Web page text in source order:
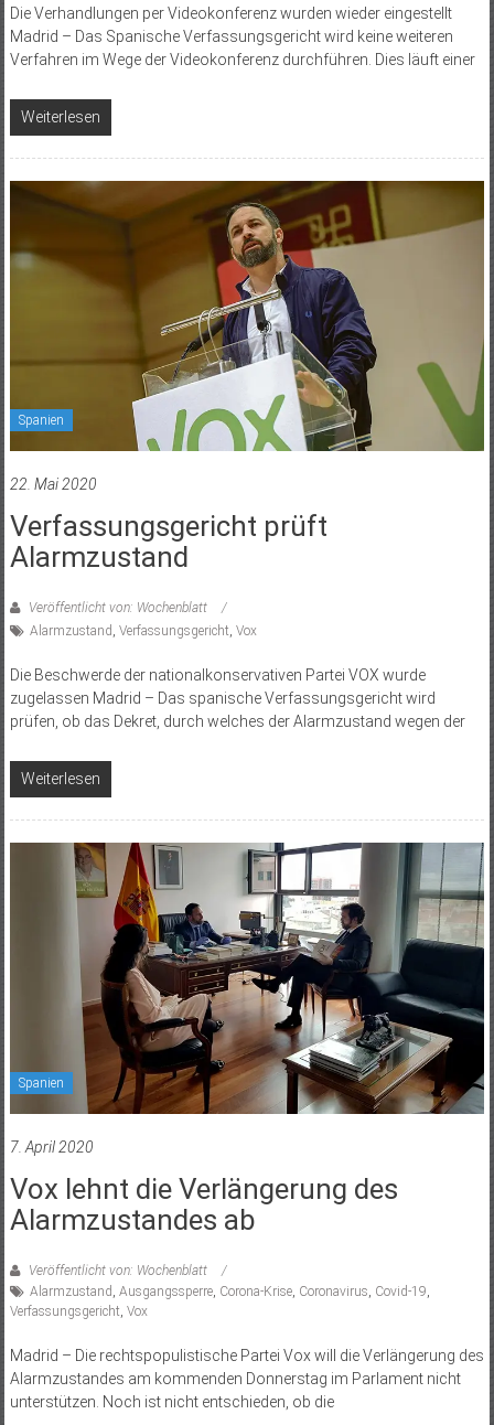
Die Verhandlungen per Videokonferenz wurden wieder eingestellt
Madrid – Das Spanische Verfassungsgericht wird keine weiteren
Verfahren im Wege der Videokonferenz durchführen. Dies läuft einer
Weiterlesen
Spanien
22. Mai 2020
Verfassungsgericht prüft
Alarmzustand
Veröffentlicht von: Wochenblatt
Alarmzustand , Verfassungsgericht, Vox
Die Beschwerde der nationalkonservativen Partei VOX wurde
zugelassen Madrid – Das spanische Verfassungsgericht wird
prüfen, ob das Dekret, durch welches der Alarmzustand wegen der
Weiterlesen
Spanien
7. April 2020
Vox lehnt die Verlängerung des
Alarmzustandes ab
Veröffentlicht von: Wochenblatt
Alarmzustand , Ausgangssperre, Corona-Krise, Coronavirus, Covid-19,
Verfassungsgericht, Vox
Madrid – Die rechtspopulistische Partei Vox will die Verlängerung des
Alarmzustandes am kommenden Donnerstag im Parlament nicht
unterstützen. Noch ist nicht entschieden, ob die